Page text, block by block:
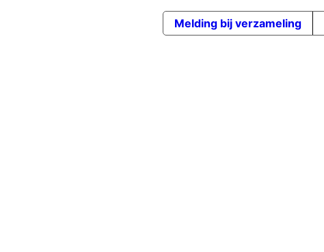
Melding bij verzameling